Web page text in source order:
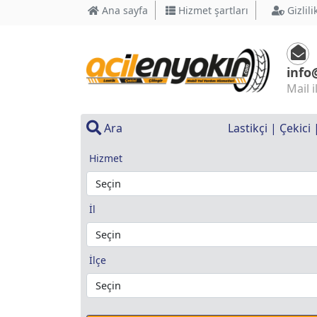
Ana sayfa Hizmet şartları
Mail
Ara Lastikçi | Çekici
Hizmet
İl
İlçe